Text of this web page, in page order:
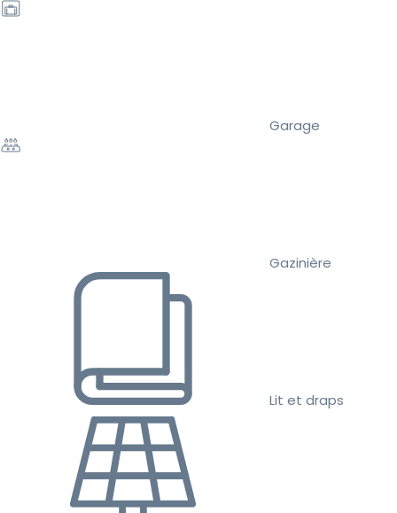
Garage
Gazinière
Lit et draps